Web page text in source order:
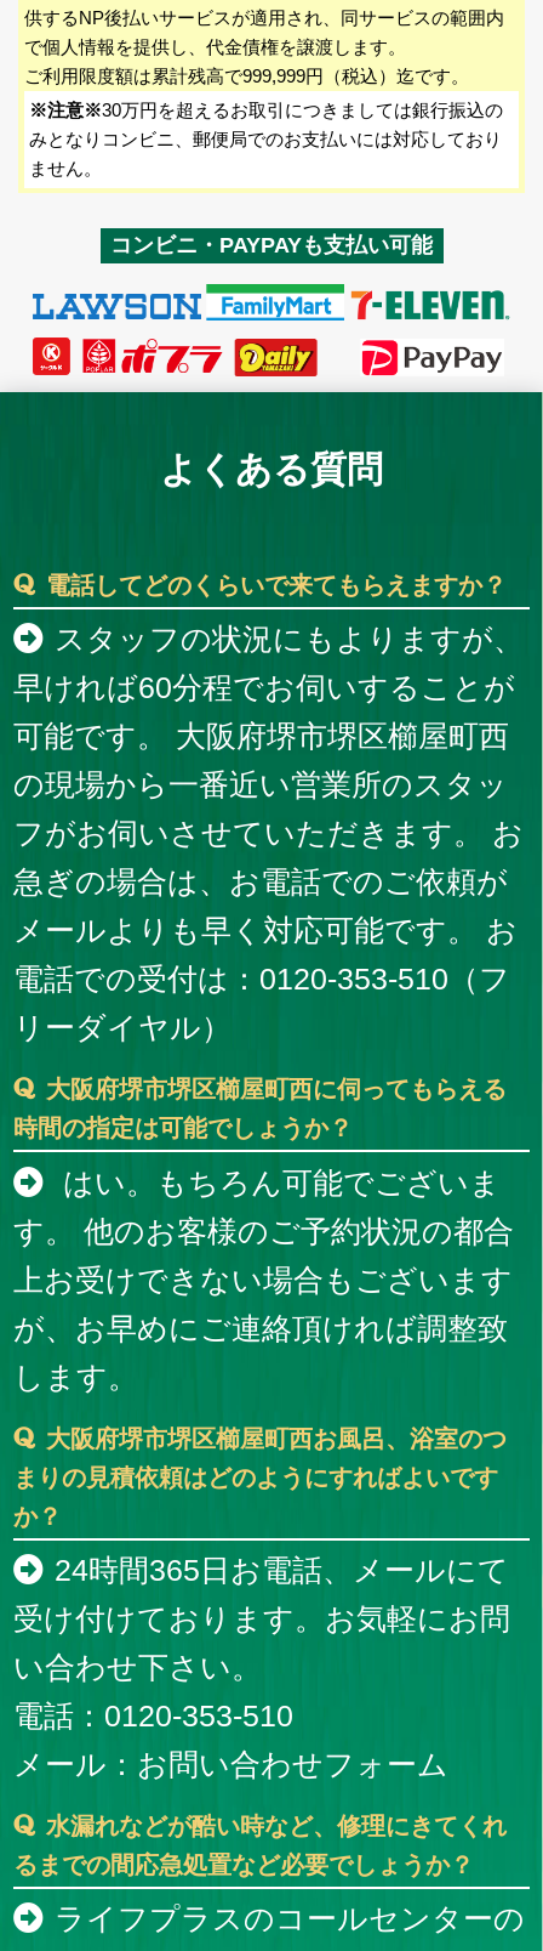
供するNP後払いサービスが適用され、同サービスの範囲内
で個人情報を提供し、代金債権を譲渡します。
ご利用限度額は累計残高で999,999円（税込）迄です。
※注意※30万円を超えるお取引につきましては銀行振込の
みとなりコンビニ、郵便局でのお支払いには対応しており
ません。
コンビニ・PAYPAYも支払い可能
よくある質問
電話してどのくらいで来てもらえますか？
スタッフの状況にもよりますが、
早ければ60分程でお伺いすることが
可能です。 大阪府堺市堺区櫛屋町西
の現場から一番近い営業所のスタッ
フがお伺いさせていただきます。 お
急ぎの場合は、お電話でのご依頼が
メールよりも早く対応可能です。 お
電話での受付は：0120-353-510（フ
リーダイヤル）
大阪府堺市堺区櫛屋町西に伺ってもらえる
時間の指定は可能でしょうか？
はい。もちろん可能でございま
す。 他のお客様のご予約状況の都合
上お受けできない場合もございます
が、お早めにご連絡頂ければ調整致
します。
大阪府堺市堺区櫛屋町西お風呂、浴室のつ
まりの見積依頼はどのようにすればよいです
か？
24時間365日お電話、メールにて
受け付けております。お気軽にお問
い合わせ下さい。
電話：0120-353-510
メール： お問い合わせフォーム
水漏れなどが酷い時など、修理にきてくれ
るまでの間応急処置など必要でしょうか？
ライフプラスのコールセンターの